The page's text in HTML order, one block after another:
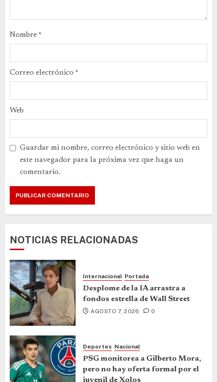
Nombre *
Correo electrónico *
Web
Guardar mi nombre, correo electrónico y sitio web en
este navegador para la próxima vez que haga un
comentario.
NOTICIAS RELACIONADAS
Internacional Portada
Desplome de la IA arrastra a
fondos estrella de Wall Street
AGOSTO 7, 2026 0
Deportes Nacional
PSG monitorea a Gilberto Mora,
pero no hay oferta formal por el
juvenil de Xolos